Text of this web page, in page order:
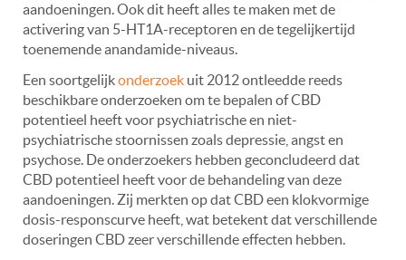
aandoeningen. Ook dit heeft alles te maken met de
activering van 5-HT1A-receptoren en de tegelijkertijd
toenemende anandamide-niveaus.
Een soortgelijkonderzoek uit 2012 ontleedde reeds
beschikbare onderzoeken om te bepalen of CBD
potentieel heeft voor psychiatrische en niet-
psychiatrische stoornissen zoals depressie, angst en
psychose. De onderzoekers hebben geconcludeerd dat
CBD potentieel heeft voor de behandeling van deze
aandoeningen. Zij merkten op dat CBD een klokvormige
dosis-responscurve heeft, wat betekent dat verschillende
doseringen CBD zeer verschillende effecten hebben.